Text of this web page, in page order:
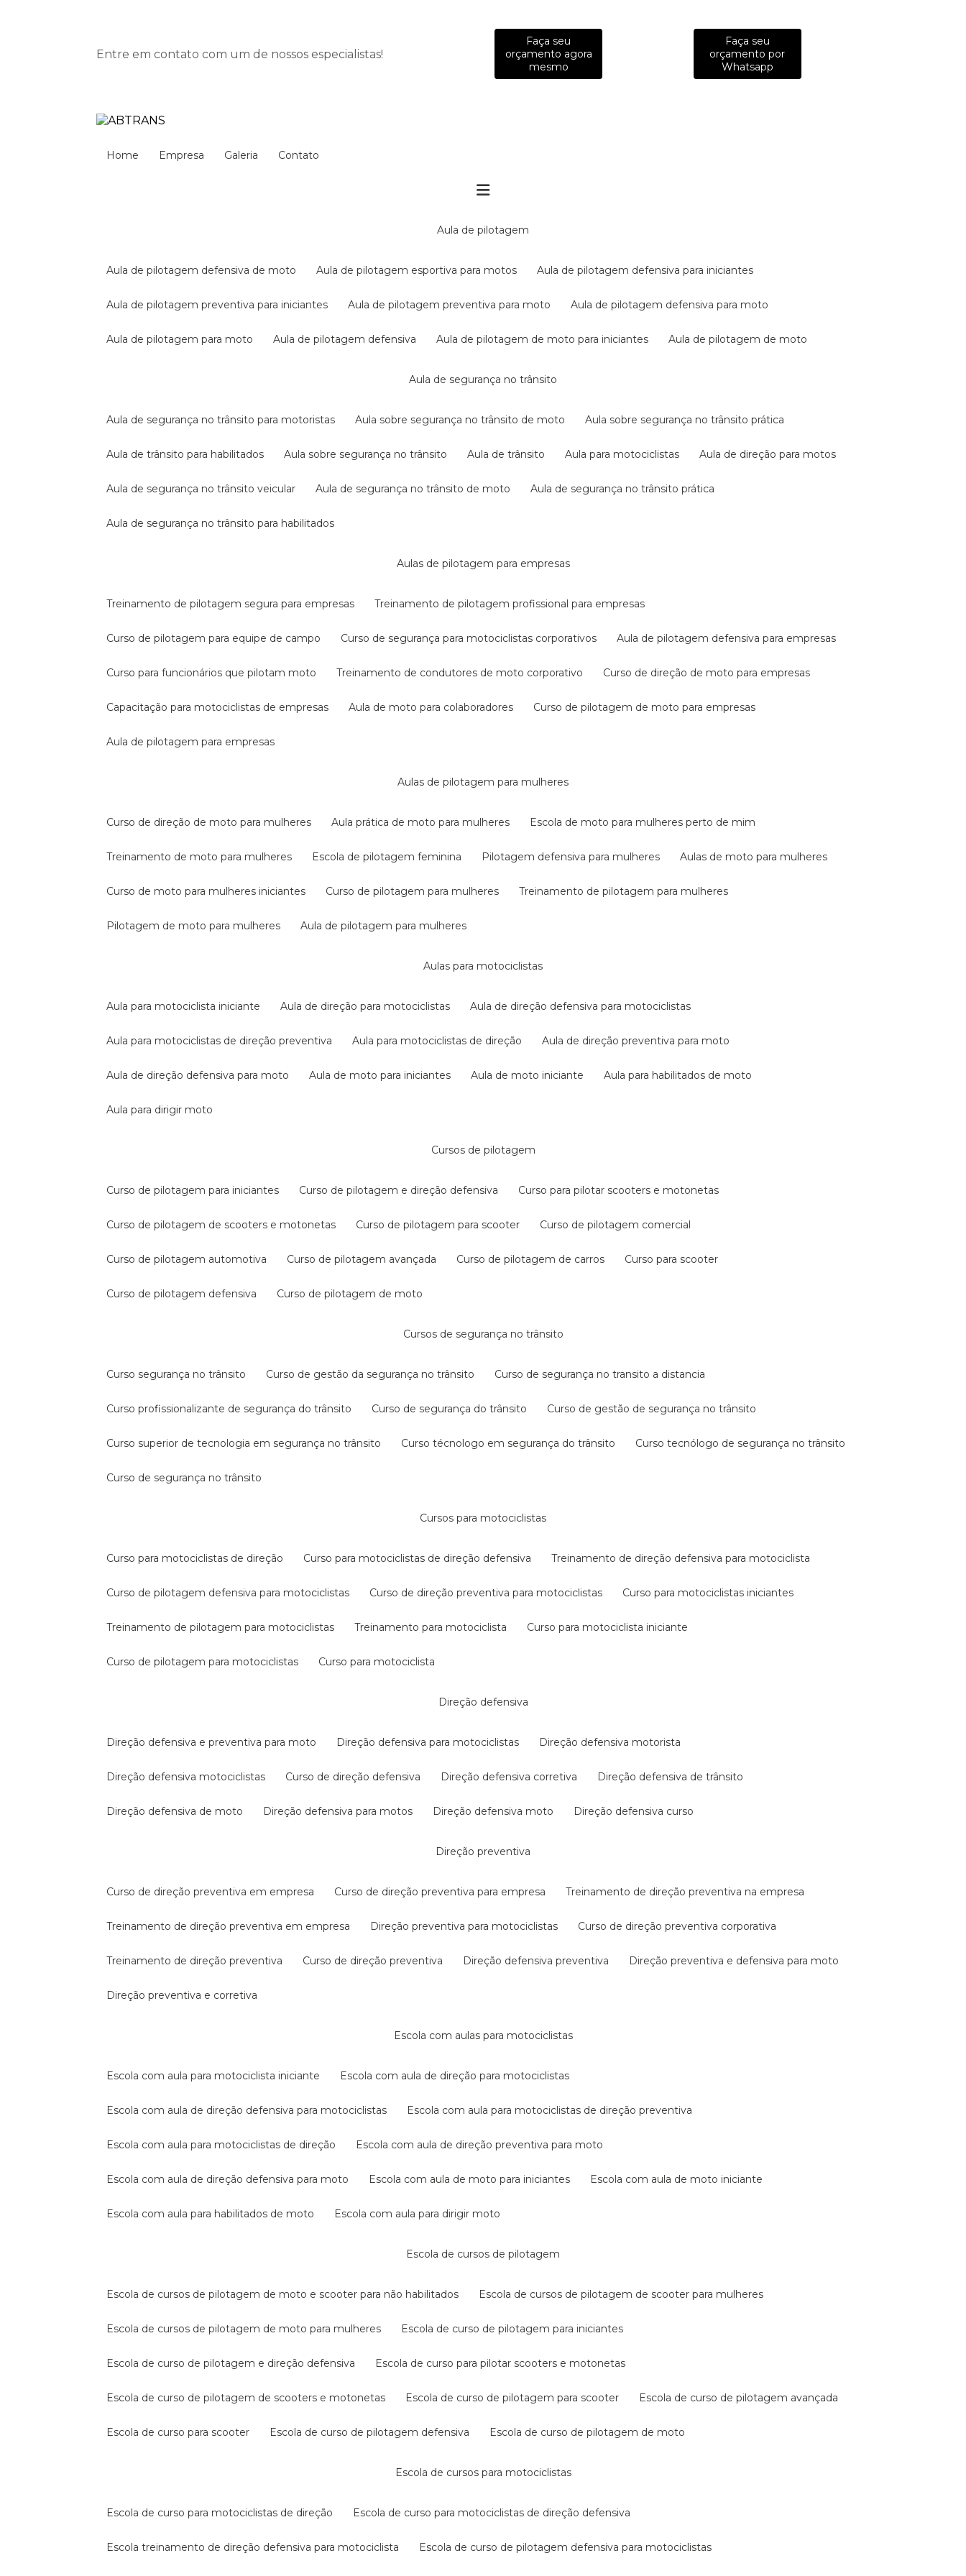
Entre em contato com um de nossos especialistas!
Faça seu
orçamento agora
mesmo
Faça seu
orçamento por
Whatsapp
Home Empresa Galeria Contato
aula de pilotagem
aula de pilotagem defensiva de moto aula de pilotagem esportiva para motos aula de pilotagem defensiva para iniciantes
aula de pilotagem preventiva para iniciantes aula de pilotagem preventiva para moto aula de pilotagem defensiva para moto
aula de pilotagem para moto aula de pilotagem defensiva aula de pilotagem de moto para iniciantes aula de pilotagem de moto
aula de segurança no trânsito
aula de segurança no trânsito para motoristas aula sobre segurança no trânsito de moto aula sobre segurança no trânsito prática
aula de trânsito para habilitados aula sobre segurança no trânsito aula de trânsito aula para motociclistas aula de direção para motos
aula de segurança no trânsito veicular aula de segurança no trânsito de moto aula de segurança no trânsito prática
aula de segurança no trânsito para habilitados
aulas de pilotagem para empresas
treinamento de pilotagem segura para empresas treinamento de pilotagem profissional para empresas
curso de pilotagem para equipe de campo curso de segurança para motociclistas corporativos aula de pilotagem defensiva para empresas
curso para funcionários que pilotam moto treinamento de condutores de moto corporativo curso de direção de moto para empresas
capacitação para motociclistas de empresas aula de moto para colaboradores curso de pilotagem de moto para empresas
aula de pilotagem para empresas
aulas de pilotagem para mulheres
curso de direção de moto para mulheres aula prática de moto para mulheres escola de moto para mulheres perto de mim
treinamento de moto para mulheres escola de pilotagem feminina pilotagem defensiva para mulheres aulas de moto para mulheres
curso de moto para mulheres iniciantes curso de pilotagem para mulheres treinamento de pilotagem para mulheres
pilotagem de moto para mulheres aula de pilotagem para mulheres
aulas para motociclistas
aula para motociclista iniciante aula de direção para motociclistas aula de direção defensiva para motociclistas
aula para motociclistas de direção preventiva aula para motociclistas de direção aula de direção preventiva para moto
aula de direção defensiva para moto aula de moto para iniciantes aula de moto iniciante aula para habilitados de moto
aula para dirigir moto
cursos de pilotagem
curso de pilotagem para iniciantes curso de pilotagem e direção defensiva curso para pilotar scooters e motonetas
curso de pilotagem de scooters e motonetas curso de pilotagem para scooter curso de pilotagem comercial
curso de pilotagem automotiva curso de pilotagem avançada curso de pilotagem de carros curso para scooter
curso de pilotagem defensiva curso de pilotagem de moto
cursos de segurança no trânsito
curso segurança no trânsito curso de gestão da segurança no trânsito curso de segurança no transito a distancia
curso profissionalizante de segurança do trânsito curso de segurança do trânsito curso de gestão de segurança no trânsito
curso superior de tecnologia em segurança no trânsito curso técnologo em segurança do trânsito curso tecnólogo de segurança no trânsito
curso de segurança no trânsito
cursos para motociclistas
curso para motociclistas de direção curso para motociclistas de direção defensiva treinamento de direção defensiva para motociclista
curso de pilotagem defensiva para motociclistas curso de direção preventiva para motociclistas curso para motociclistas iniciantes
treinamento de pilotagem para motociclistas treinamento para motociclista curso para motociclista iniciante
curso de pilotagem para motociclistas curso para motociclista
direção defensiva
direção defensiva e preventiva para moto direção defensiva para motociclistas direção defensiva motorista
direção defensiva motociclistas curso de direção defensiva direção defensiva corretiva direção defensiva de trânsito
direção defensiva de moto direção defensiva para motos direção defensiva moto direção defensiva curso
direção preventiva
curso de direção preventiva em empresa curso de direção preventiva para empresa treinamento de direção preventiva na empresa
treinamento de direção preventiva em empresa direção preventiva para motociclistas curso de direção preventiva corporativa
treinamento de direção preventiva curso de direção preventiva direção defensiva preventiva direção preventiva e defensiva para moto
direção preventiva e corretiva
escola com aulas para motociclistas
escola com aula para motociclista iniciante escola com aula de direção para motociclistas
escola com aula de direção defensiva para motociclistas escola com aula para motociclistas de direção preventiva
escola com aula para motociclistas de direção escola com aula de direção preventiva para moto
escola com aula de direção defensiva para moto escola com aula de moto para iniciantes escola com aula de moto iniciante
escola com aula para habilitados de moto escola com aula para dirigir moto
escola de cursos de pilotagem
escola de cursos de pilotagem de moto e scooter para não habilitados escola de cursos de pilotagem de scooter para mulheres
escola de cursos de pilotagem de moto para mulheres escola de curso de pilotagem para iniciantes
escola de curso de pilotagem e direção defensiva escola de curso para pilotar scooters e motonetas
escola de curso de pilotagem de scooters e motonetas escola de curso de pilotagem para scooter escola de curso de pilotagem avançada
escola de curso para scooter escola de curso de pilotagem defensiva escola de curso de pilotagem de moto
escola de cursos para motociclistas
escola de curso para motociclistas de direção escola de curso para motociclistas de direção defensiva
escola treinamento de direção defensiva para motociclista escola de curso de pilotagem defensiva para motociclistas